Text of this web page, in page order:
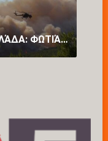
ΕΛΛΆΔΑ: ΦΩΤΙΆ ΣΕ ΔΥΤΙΚΉ ΑΤΤΙΚΉ ΚΑΙ ΒΟΙΩΤΊΑ – ΠΑΊΡΝΕΙ ΧΑΡΑΚΤΗΡΙΣΤΙΚΆ «MEGA FIRE» – ΠΡΟΣ ΜΆΝΔΡΑ ΤΟ ΜΈΤΩΠΟ